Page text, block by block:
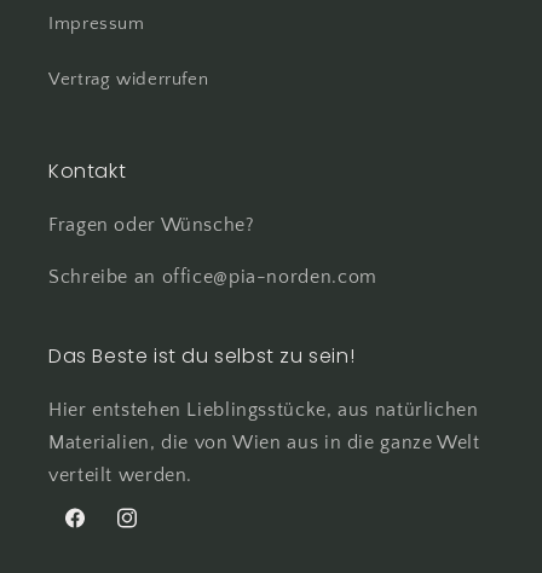
Impressum
Vertrag widerrufen
Kontakt
Fragen oder Wünsche?
Schreibe an office@pia-norden.com
Das Beste ist du selbst zu sein!
Hier entstehen Lieblingsstücke, aus natürlichen
Materialien, die von Wien aus in die ganze Welt
verteilt werden.
FacebookInstagram